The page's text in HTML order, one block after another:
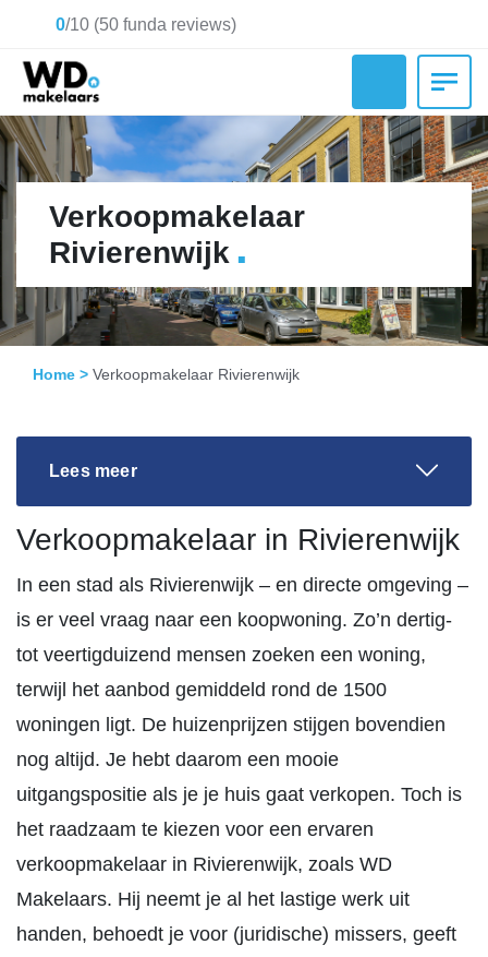
0/10 (50 funda reviews)
Verkoopmakelaar
Rivierenwijk .
Home > Verkoopmakelaar Rivierenwijk
Lees meer
Verkoopmakelaar in Rivierenwijk
In een stad als Rivierenwijk – en directe omgeving –
is er veel vraag naar een koopwoning. Zo’n dertig-
tot veertigduizend mensen zoeken een woning,
terwijl het aanbod gemiddeld rond de 1500
woningen ligt. De huizenprijzen stijgen bovendien
nog altijd. Je hebt daarom een mooie
uitgangspositie als je je huis gaat verkopen. Toch is
het raadzaam te kiezen voor een ervaren
verkoopmakelaar in Rivierenwijk, zoals WD
Makelaars. Hij neemt je al het lastige werk uit
handen, behoedt je voor (juridische) missers, geeft